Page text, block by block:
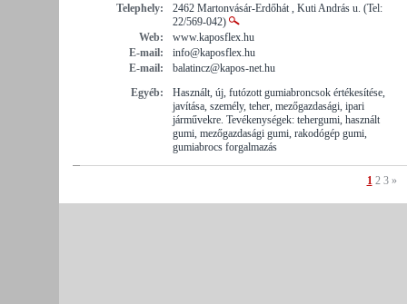
Telephely:
2462 Martonvásár-Erdőhát , Kuti András u. (Tel:
22/569-042)
Web:
www.kaposflex.hu
E-mail:
info@kaposflex.hu
E-mail:
balatincz@kapos-net.hu
Egyéb:
Használt, új, futózott gumiabroncsok értékesítése,
javítása, személy, teher, mezőgazdasági, ipari
járművekre. Tevékenységek: tehergumi, használt
gumi, mezőgazdasági gumi, rakodógép gumi,
gumiabrocs forgalmazás
1 2 3 »